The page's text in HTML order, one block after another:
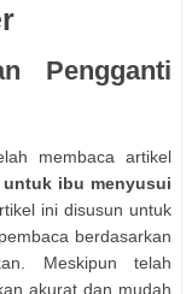
Pengganti
membaca artikel
ibu menyusui
ini disusun untuk
berdasarkan
Meskipun telah
akurat dan mudah